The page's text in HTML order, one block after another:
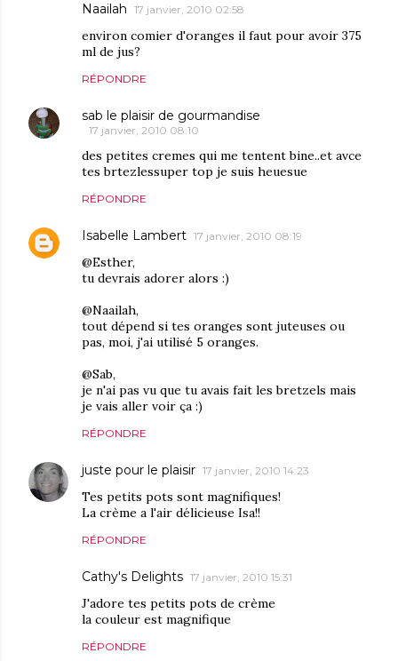
Naailah 17 janvier, 2010 02:58
environ comier d'oranges il faut pour avoir 375
ml de jus?
RÉPONDRE
sab le plaisir de gourmandise
17 janvier, 2010 08:10
des petites cremes qui me tentent bine..et avce
tes brtezlessuper top je suis heuesue
RÉPONDRE
Isabelle Lambert 17 janvier, 2010 08:19
@Esther,
tu devrais adorer alors :)
@Naailah,
tout dépend si tes oranges sont juteuses ou
pas, moi, j'ai utilisé 5 oranges.
@Sab,
je n'ai pas vu que tu avais fait les bretzels mais
je vais aller voir ça :)
RÉPONDRE
juste pour le plaisir 17 janvier, 2010 14:23
Tes petits pots sont magnifiques!
La crème a l'air délicieuse Isa!!
RÉPONDRE
Cathy's Delights 17 janvier, 2010 15:31
J'adore tes petits pots de crème
la couleur est magnifique
RÉPONDRE